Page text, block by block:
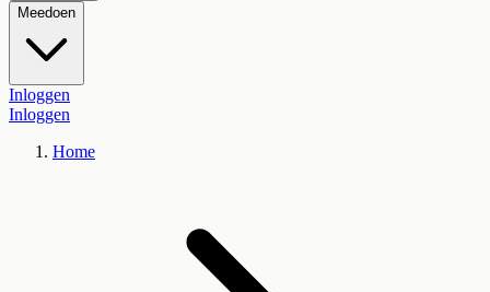
Meedoen
Inloggen
Inloggen
Home